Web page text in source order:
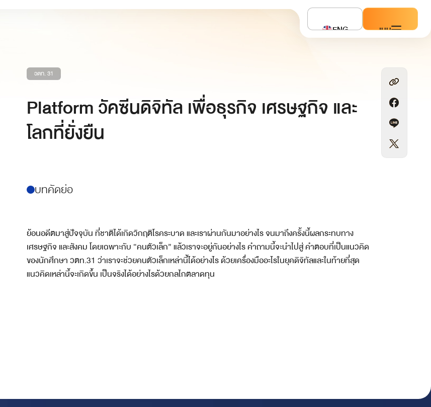
ENG เมนู
วตท. 31
Platform วัคซีนดิจิทัล เพื่อธุรกิจ เศรษฐกิจ และ
โลกที่ยั่งยืน
บทคัดย่อ
ย้อนอดีตมาสู่ปัจจุบัน ที่ชาติได้เกิดวิกฤติโรคระบาด และเราผ่านกันมาอย่างไร จนมาถึงครั้งนี้ผลกระทบทาง
เศรษฐกิจ และสังคม โดยเฉพาะกับ “คนตัวเล็ก” แล้วเราจะอยู่กันอย่างไร คำถามนี้จะนำไปสู่ คำตอบที่เป็นแนวคิด
ของนักศึกษา วตท.31 ว่าเราจะช่วยคนตัวเล็กเหล่านี้ได้อย่างไร ด้วยเครื่องมืออะไรในยุคดิจิทัลและในท้ายที่สุด
แนวคิดเหล่านี้จะเกิดขึ้น เป็นจริงได้อย่างไรด้วยกลไกตลาดทุน